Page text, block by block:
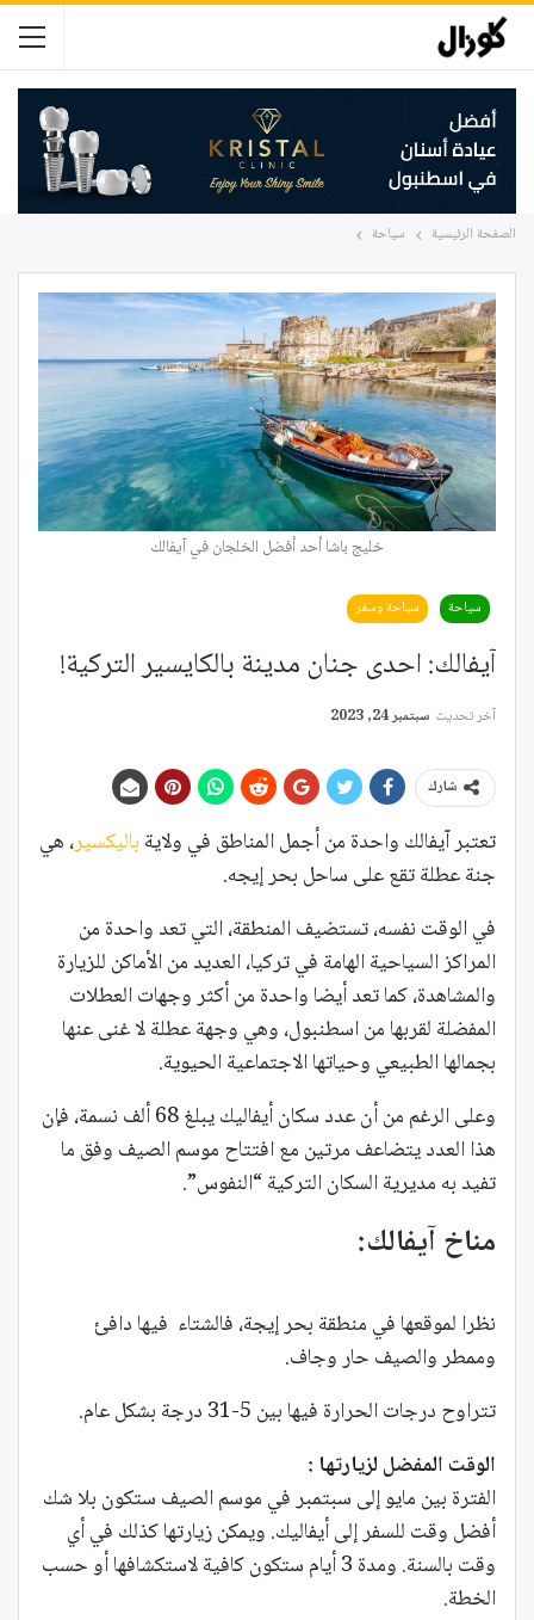
الصفحة الرئيسية سياحة
خليج باشا أحد أفضل الخلجان في آيفالك
سياحة سياحة وسفر
آيفالك: احدى جنان مدينة بالكايسير التركية!
آخر تحديث سبتمبر 24, 2023
شارك
تعتبر آيفالك واحدة من أجمل المناطق في ولاية باليكسير، هي
جنة عطلة تقع على ساحل بحر إيجه.
في الوقت نفسه، تستضيف المنطقة، التي تعد واحدة من
المراكز السياحية الهامة في تركيا، العديد من الأماكن للزيارة
والمشاهدة، كما تعد أيضا واحدة من أكثر وجهات العطلات
المفضلة لقربها من اسطنبول، وهي وجهة عطلة لا غنى عنها
بجمالها الطبيعي وحياتها الاجتماعية الحيوية.
وعلى الرغم من أن عدد سكان أيفاليك يبلغ 68 ألف نسمة، فإن
هذا العدد يتضاعف مرتين مع افتتاح موسم الصيف وفق ما
تفيد به مديرية السكان التركية “النفوس”.
مناخ آيفالك:
نظرا لموقعها في منطقة بحر إيجة، فالشتاء فيها دافئ
وممطر والصيف حار وجاف.
تتراوح درجات الحرارة فيها بين 5-31 درجة بشكل عام.
الوقت المفضل لزيارتها :
الفترة بين مايو إلى سبتمبر في موسم الصيف ستكون بلا شك
أفضل وقت للسفر إلى أيفاليك. ويمكن زيارتها كذلك في أي
وقت بالسنة. ومدة 3 أيام ستكون كافية لاستكشافها أو حسب
الخطة.